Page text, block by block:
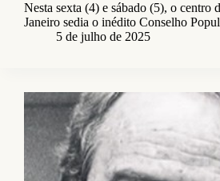
Nesta sexta (4) e sábado (5), o centro
Janeiro sedia o inédito Conselho
5 de julho de 2025